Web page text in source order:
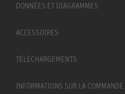
DONNÉES ET DIAGRAMMES
ACCESSOIRES
TÉLÉCHARGEMENTS
INFORMATIONS SUR LA COMMANDE